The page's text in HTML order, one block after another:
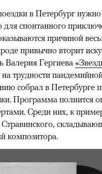
в Петербург
для спонтанного
причиной
привычно вторит
Валерия Гергиева
на трудности
собрал в Петербурге
Программа полнится
Среди них, к
композитора.